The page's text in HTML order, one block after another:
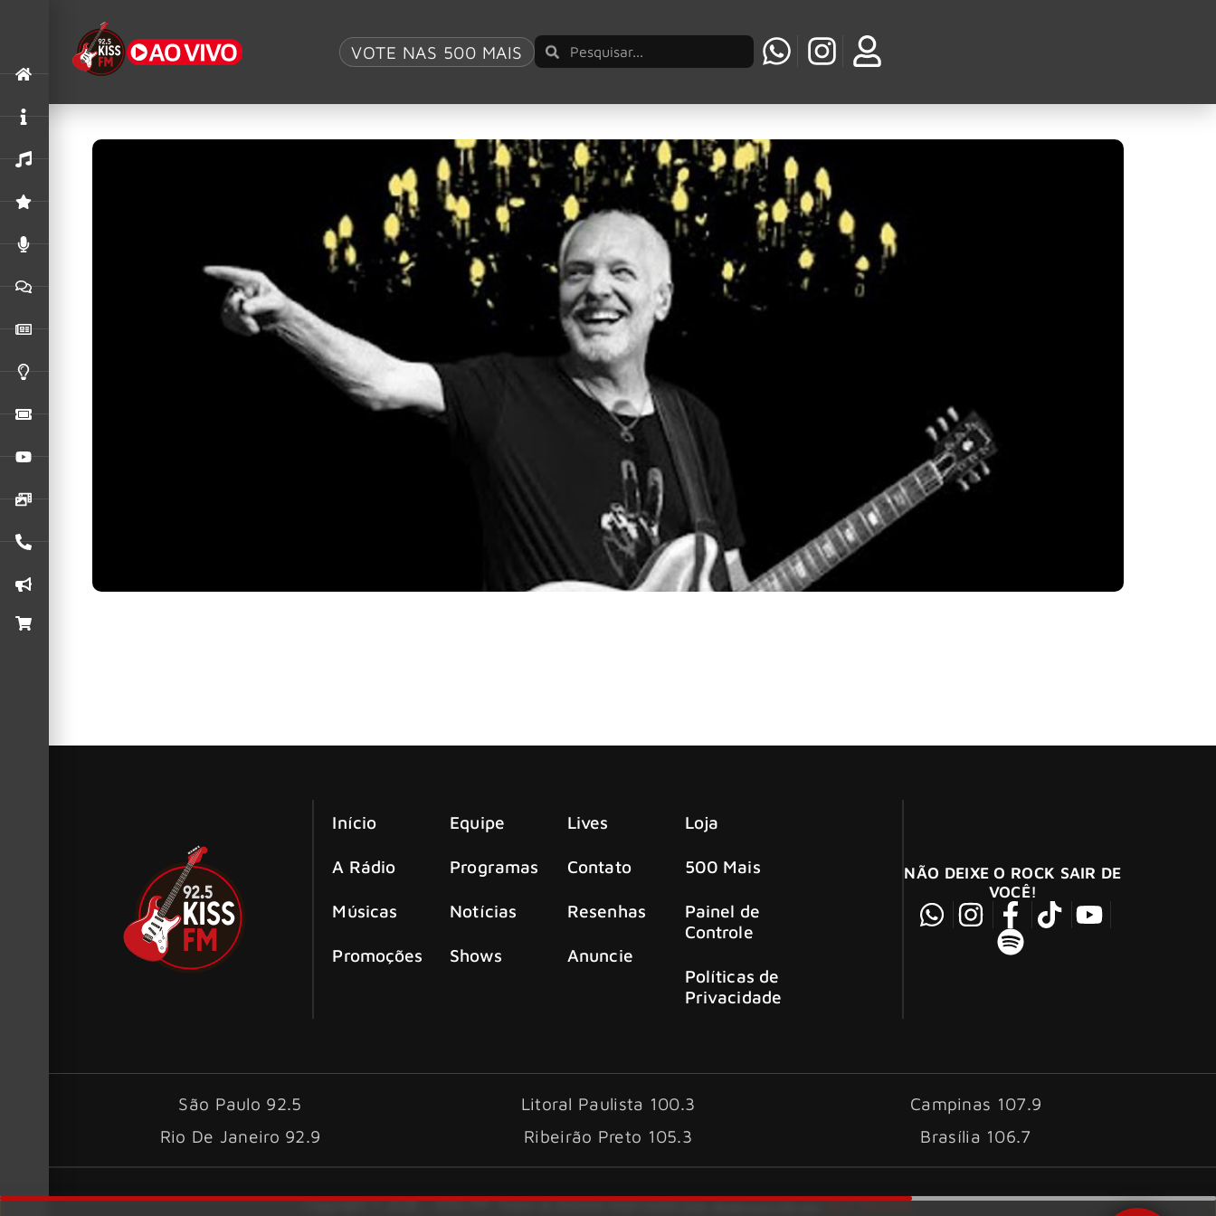
VOTE NAS 500 MAIS
Tag:50 anos
Peter Frampton celebrará 50º aniversário de álbum ‘Frampton Comes Alive’
Início
A Rádio
Músicas
Promoções
Equipe
Programas
Notícias
Shows
Lives
Contato
Resenhas
Anuncie
Loja
500 Mais
Painel de
Controle
Políticas de
Privacidade
NÃO DEIXE O ROCK SAIR DE
VOCÊ!
São Paulo 92.5 Litoral Paulista 100.3
Campinas 107.9
Rio De Janeiro 92.9
Ribeirão Preto 105.3 Brasília 106.7
Copyright © 2026 – KISS FM. Todos os direitos reservados.Site desenvolvido porID7 Studio